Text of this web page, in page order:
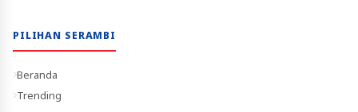
PILIHAN SERAMBI
Beranda
Trending